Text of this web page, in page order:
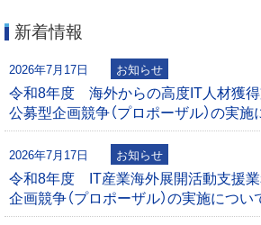
0
～
1
0
0
ー
シ
ョ
ン
新着情報
2026年7月17日 お知らせ
令和8年度 海外からの高度IT人材獲
公募型企画競争（プロポーザル）の実施
2026年7月17日 お知らせ
令和8年度 IT産業海外展開活動支援
企画競争（プロポーザル）の実施につい